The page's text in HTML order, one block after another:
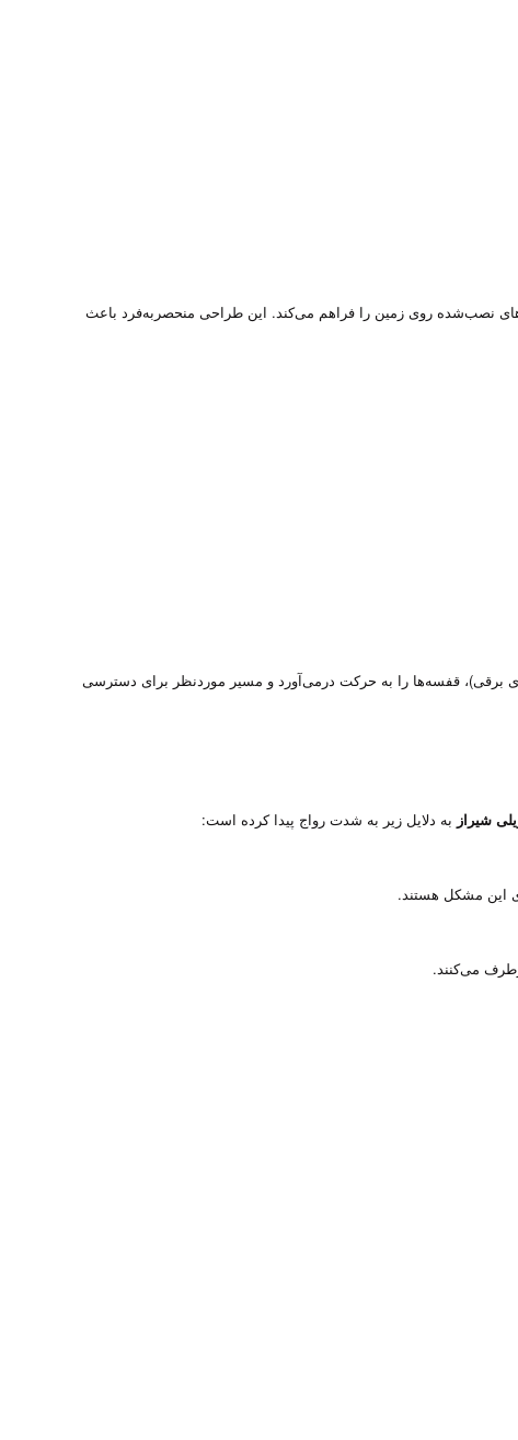
نصب‌شده روی زمین را فراهم می‌کند. این طراحی منحصربه‌فرد باعث
برقی)، قفسه‌ها را به حرکت درمی‌آورد و مسیر موردنظر برای دسترسی
شیراز به دلایل زیر به شدت رواج پیدا کرده است:
این مشکل هستند.
می‌کنند.